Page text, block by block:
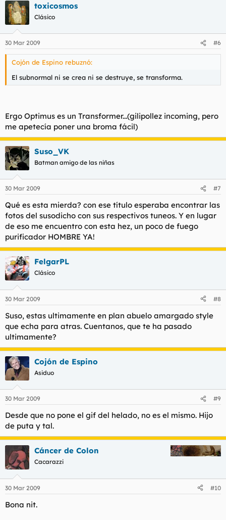
toxicosmos
Clásico
30 Mar 2009 #6
Cojón de Espino rebuznó:
El subnormal ni se crea ni se destruye, se transforma.
Ergo Optimus es un Transformer...(gilipollez incoming, pero
me apetecía poner una broma fácil)
Suso_VK
Batman amigo de las niñas
30 Mar 2009 #7
Qué es esta mierda? con ese título esperaba encontrar las
fotos del susodicho con sus respectivos tuneos. Y en lugar
de eso me encuentro con esta hez, un poco de fuego
purificador HOMBRE YA!
FelgarPL
Clásico
30 Mar 2009 #8
Suso, estas ultimamente en plan abuelo amargado style
que echa para atras. Cuentanos, que te ha pasado
ultimamente?
Cojón de Espino
Asiduo
30 Mar 2009 #9
Desde que no pone el gif del helado, no es el mismo. Hijo
de puta y tal.
Cáncer de Colon
Cacarazzi
30 Mar 2009 #10
Bona nit.